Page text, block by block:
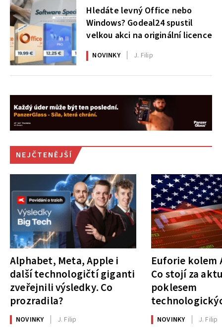
Hledáte levný Office nebo
Windows? Godeal24 spustil
velkou akci na originální licence
NOVINKY J. Filip
NEJČTENĚJŠÍ
Alphabet, Meta, Apple i
další technologičtí giganti
zveřejnili výsledky. Co
prozradila?
NOVINKY J. Filip
Euforie kolem
Co stojí za
poklesem
NOVINKY J. Filip